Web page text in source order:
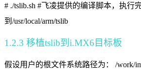
# ./tslib.sh #飞凌提供的编译脚本，执行
到 /usr/local/arm/tslib
1.2.3 移植tslib到 i.MX6 目标板
假设用户的根文件系统路径为： /work/